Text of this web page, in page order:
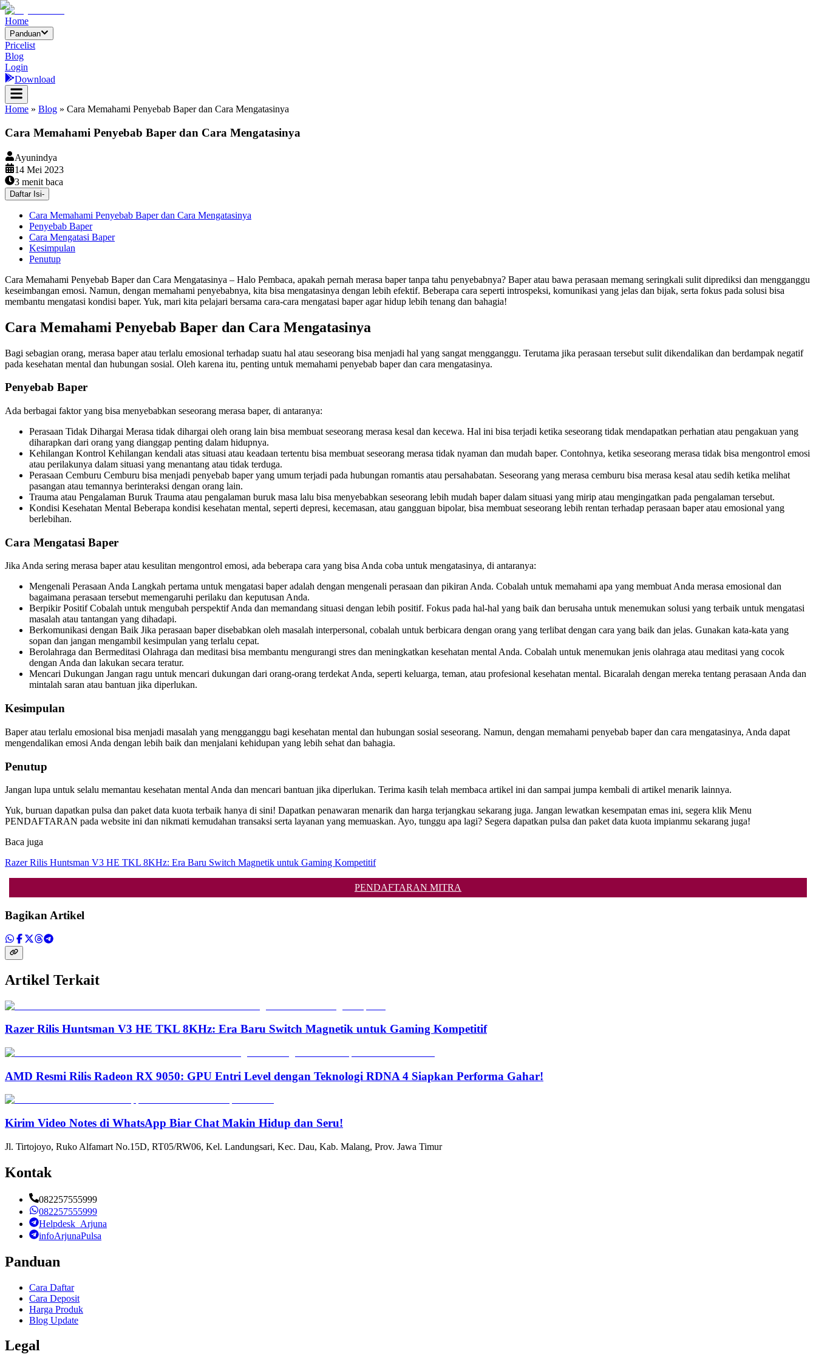
Home
Panduan
Pricelist
Blog
Login
Download
Home » Blog » Cara Memahami Penyebab Baper dan Cara Mengatasinya
Cara Memahami Penyebab Baper dan Cara Mengatasinya
Ayunindya
14 Mei 2023
3 menit baca
Daftar Isi-
Cara Memahami Penyebab Baper dan Cara Mengatasinya
Penyebab Baper
Cara Mengatasi Baper
Kesimpulan
Penutup
Cara Memahami Penyebab Baper dan Cara Mengatasinya – Halo Pembaca, apakah pernah merasa baper tanpa tahu penyebabnya? Baper atau bawa perasaan memang seringkali sulit diprediksi dan mengganggu
keseimbangan emosi. Namun, dengan memahami penyebabnya, kita bisa mengatasinya dengan lebih efektif. Beberapa cara seperti introspeksi, komunikasi yang jelas dan bijak, serta fokus pada solusi bisa
membantu mengatasi kondisi baper. Yuk, mari kita pelajari bersama cara-cara mengatasi baper agar hidup lebih tenang dan bahagia!
Cara Memahami Penyebab Baper dan Cara Mengatasinya
Bagi sebagian orang, merasa baper atau terlalu emosional terhadap suatu hal atau seseorang bisa menjadi hal yang sangat mengganggu. Terutama jika perasaan tersebut sulit dikendalikan dan berdampak negatif
pada kesehatan mental dan hubungan sosial. Oleh karena itu, penting untuk memahami penyebab baper dan cara mengatasinya.
Penyebab Baper
Ada berbagai faktor yang bisa menyebabkan seseorang merasa baper, di antaranya:
Perasaan Tidak Dihargai Merasa tidak dihargai oleh orang lain bisa membuat seseorang merasa kesal dan kecewa. Hal ini bisa terjadi ketika seseorang tidak mendapatkan perhatian atau pengakuan yang
diharapkan dari orang yang dianggap penting dalam hidupnya.
Kehilangan Kontrol Kehilangan kendali atas situasi atau keadaan tertentu bisa membuat seseorang merasa tidak nyaman dan mudah baper. Contohnya, ketika seseorang merasa tidak bisa mengontrol emosi
atau perilakunya dalam situasi yang menantang atau tidak terduga.
Perasaan Cemburu Cemburu bisa menjadi penyebab baper yang umum terjadi pada hubungan romantis atau persahabatan. Seseorang yang merasa cemburu bisa merasa kesal atau sedih ketika melihat
pasangan atau temannya berinteraksi dengan orang lain.
Trauma atau Pengalaman Buruk Trauma atau pengalaman buruk masa lalu bisa menyebabkan seseorang lebih mudah baper dalam situasi yang mirip atau mengingatkan pada pengalaman tersebut.
Kondisi Kesehatan Mental Beberapa kondisi kesehatan mental, seperti depresi, kecemasan, atau gangguan bipolar, bisa membuat seseorang lebih rentan terhadap perasaan baper atau emosional yang
berlebihan.
Cara Mengatasi Baper
Jika Anda sering merasa baper atau kesulitan mengontrol emosi, ada beberapa cara yang bisa Anda coba untuk mengatasinya, di antaranya:
Mengenali Perasaan Anda Langkah pertama untuk mengatasi baper adalah dengan mengenali perasaan dan pikiran Anda. Cobalah untuk memahami apa yang membuat Anda merasa emosional dan
bagaimana perasaan tersebut memengaruhi perilaku dan keputusan Anda.
Berpikir Positif Cobalah untuk mengubah perspektif Anda dan memandang situasi dengan lebih positif. Fokus pada hal-hal yang baik dan berusaha untuk menemukan solusi yang terbaik untuk mengatasi
masalah atau tantangan yang dihadapi.
Berkomunikasi dengan Baik Jika perasaan baper disebabkan oleh masalah interpersonal, cobalah untuk berbicara dengan orang yang terlibat dengan cara yang baik dan jelas. Gunakan kata-kata yang
sopan dan jangan mengambil kesimpulan yang terlalu cepat.
Berolahraga dan Bermeditasi Olahraga dan meditasi bisa membantu mengurangi stres dan meningkatkan kesehatan mental Anda. Cobalah untuk menemukan jenis olahraga atau meditasi yang cocok
dengan Anda dan lakukan secara teratur.
Mencari Dukungan Jangan ragu untuk mencari dukungan dari orang-orang terdekat Anda, seperti keluarga, teman, atau profesional kesehatan mental. Bicaralah dengan mereka tentang perasaan Anda dan
mintalah saran atau bantuan jika diperlukan.
Kesimpulan
Baper atau terlalu emosional bisa menjadi masalah yang mengganggu bagi kesehatan mental dan hubungan sosial seseorang. Namun, dengan memahami penyebab baper dan cara mengatasinya, Anda dapat
mengendalikan emosi Anda dengan lebih baik dan menjalani kehidupan yang lebih sehat dan bahagia.
Penutup
Jangan lupa untuk selalu memantau kesehatan mental Anda dan mencari bantuan jika diperlukan. Terima kasih telah membaca artikel ini dan sampai jumpa kembali di artikel menarik lainnya.
Yuk, buruan dapatkan pulsa dan paket data kuota terbaik hanya di sini! Dapatkan penawaran menarik dan harga terjangkau sekarang juga. Jangan lewatkan kesempatan emas ini, segera klik Menu
PENDAFTARAN pada website ini dan nikmati kemudahan transaksi serta layanan yang memuaskan. Ayo, tunggu apa lagi? Segera dapatkan pulsa dan paket data kuota impianmu sekarang juga!
Baca juga
Razer Rilis Huntsman V3 HE TKL 8KHz: Era Baru Switch Magnetik untuk Gaming Kompetitif
PENDAFTARAN MITRA
Bagikan Artikel
Artikel Terkait
Razer Rilis Huntsman V3 HE TKL 8KHz: Era Baru Switch Magnetik untuk Gaming Kompetitif
AMD Resmi Rilis Radeon RX 9050: GPU Entri Level dengan Teknologi RDNA 4 Siapkan Performa Gahar!
Kirim Video Notes di WhatsApp Biar Chat Makin Hidup dan Seru!
Jl. Tirtojoyo, Ruko Alfamart No.15D, RT05/RW06, Kel. Landungsari, Kec. Dau, Kab. Malang, Prov. Jawa Timur
Kontak
082257555999
082257555999
Helpdesk_Arjuna
infoArjunaPulsa
Panduan
Cara Daftar
Cara Deposit
Harga Produk
Blog Update
Legal